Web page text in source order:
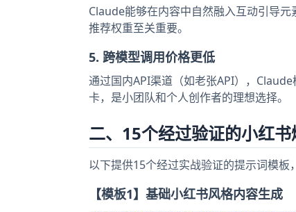
Claude能够在内容中自然融入互动引导
推荐权重至关重要。
5. 跨模型调用价格更低
通过国内API渠道（如老张API），
卡，是小团队和个人创作者的理想选择。
二、15个经过验证的小红
以下提供15个经过实战验证的提示词模板
【模板1】基础小红书风格内容生成